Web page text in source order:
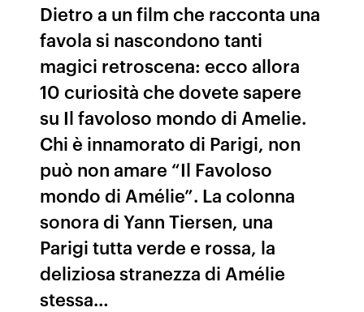
Dietro a un film che racconta una
favola si nascondono tanti
magici retroscena: ecco allora
10 curiosità che dovete sapere
su Il favoloso mondo di Amelie.
Chi è innamorato di Parigi, non
può non amare “Il Favoloso
mondo di Amélie”. La colonna
sonora di Yann Tiersen, una
Parigi tutta verde e rossa, la
deliziosa stranezza di Amélie
stessa…